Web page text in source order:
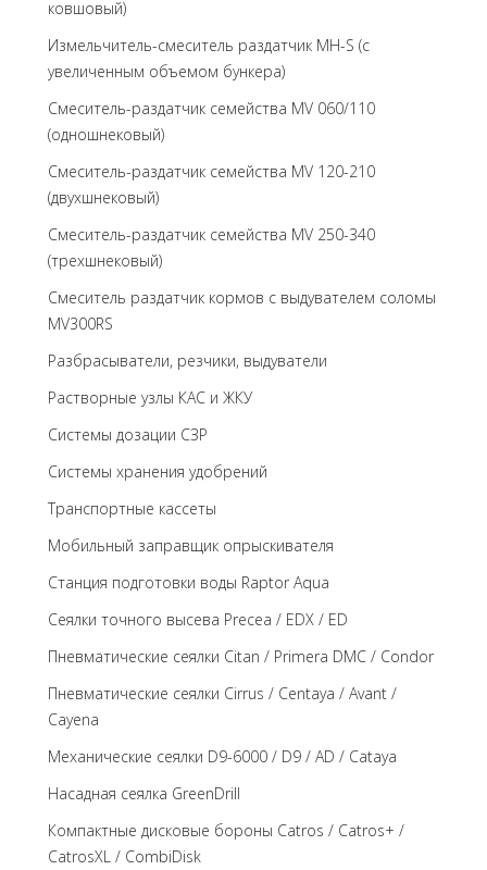
ковшовый)
Измельчитель-смеситель раздатчик MH-S (с
увеличенным объемом бункера)
Смеситель-раздатчик семейства MV 060/110
(одношнековый)
Смеситель-раздатчик семейства MV 120-210
(двухшнековый)
Смеситель-раздатчик семейства MV 250-340
(трехшнековый)
Cмеситель раздатчик кормов с выдувателем соломы
MV300RS
Разбрасыватели, резчики, выдуватели
Растворные узлы КАС и ЖКУ
Системы дозации СЗР
Системы хранения удобрений
Транспортные кассеты
Мобильный заправщик опрыскивателя
Станция подготовки воды Raptor Aqua
Сеялки точного высева Precea / EDX / ED
Пневматические сеялки Citan / Primera DMC / Condor
Пневматические сеялки Cirrus / Centaya / Avant /
Cayena
Механические сеялки D9-6000 / D9 / AD / Cataya
Насадная сеялка GreenDrill
Компактные дисковые бороны Catros / Catros+ /
CatrosXL / CombiDisk